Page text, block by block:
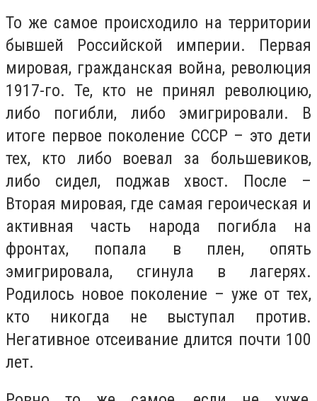
То же самое происходило на территории
бывшей Российской империи. Первая
мировая, гражданская война, революция
1917-го. Те, кто не принял революцию,
либо погибли, либо эмигрировали. В
итоге первое поколение СССР – это дети
тех, кто либо воевал за большевиков,
либо сидел, поджав хвост. После –
Вторая мировая, где самая героическая и
активная часть народа погибла на
фронтах, попала в плен, опять
эмигрировала, сгинула в лагерях.
Родилось новое поколение – уже от тех,
кто никогда не выступал против.
Негативное отсеивание длится почти 100
лет.